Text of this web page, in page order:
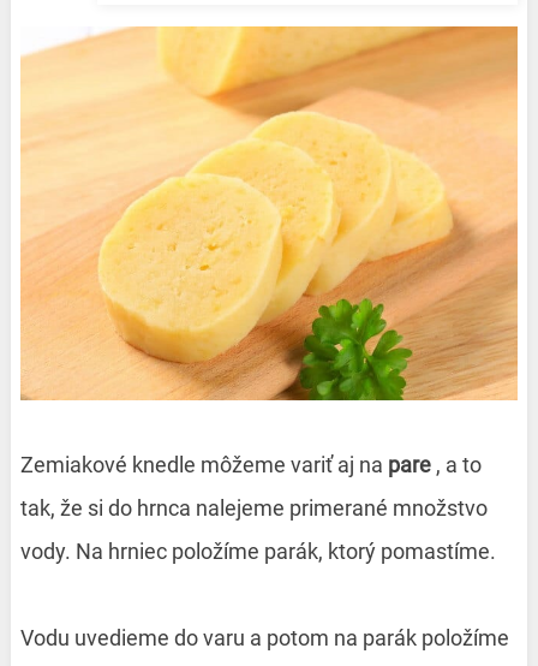
Zemiakové knedle môžeme variť aj na pare, a to
tak, že si do hrnca nalejeme primerané množstvo
vody. Na hrniec položíme parák, ktorý pomastíme.
Vodu uvedieme do varu a potom na parák položíme